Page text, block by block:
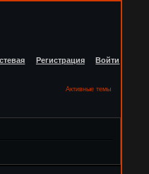
Регистрация Войти
Активные темы